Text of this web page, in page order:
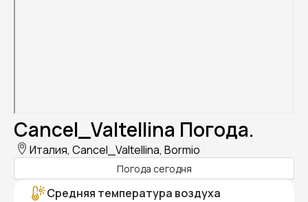
Cancel_Valtellina Погода.
Италия, Cancel_Valtellina, Bormio
Погода сегодня
Средняя температура воздуха